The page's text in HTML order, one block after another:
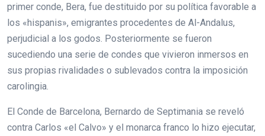
primer conde, Bera, fue destituido por su política favorable a
los «hispanis», emigrantes procedentes de Al-Andalus,
perjudicial a los godos. Posteriormente se fueron
sucediendo una serie de condes que vivieron inmersos en
sus propias rivalidades o sublevados contra la imposición
carolingia.
El Conde de Barcelona, Bernardo de Septimania se reveló
contra Carlos «el Calvo» y el monarca franco lo hizo ejecutar,